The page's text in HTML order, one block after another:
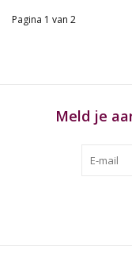
Pagina 1 van 2
Meld je